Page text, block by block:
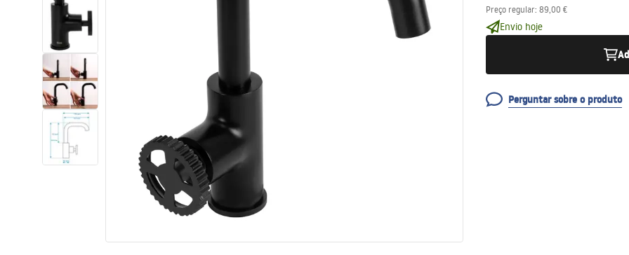
Sumidouros de duche
Sanitas, lavatórios
Lava-louças e lavatórios de casa
de banho
Cabinas de duche de casa de
banho
Misturadores de casa de banho
Chuveiros de casa de banho
Preço regular: 89,00 €
Envio hoje
Perguntar sobre o produto